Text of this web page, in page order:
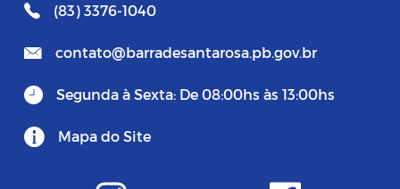
(83) 3376-1040
contato@barradesantarosa.pb.gov.br
Segunda à Sexta: De 08:00hs às 13:00hs
Mapa do Site